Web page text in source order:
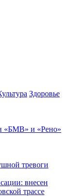
Здоровье
«БМВ» и «Рено»
тревоги
внесен
трассе